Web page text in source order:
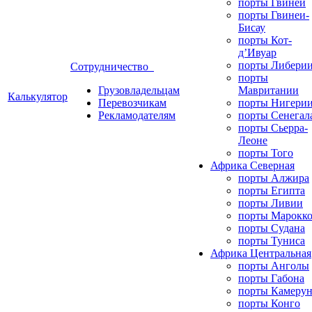
Калькулятор
Сотрудничество
Грузовладельцам
Перевозчикам
Рекламодателям
порты Гвинеи
порты Гвинеи-
Бисау
порты Кот-
д’Ивуар
порты
порты
Мавритании
порты
порты
порты Сьерра-
Леоне
порты Того
Африка Северная
порты Алжира
порты Египта
порты Ливии
порты Марокко
порты Судана
порты Туниса
Африка Центральная
порты Анголы
порты Габона
порты
порты Конго